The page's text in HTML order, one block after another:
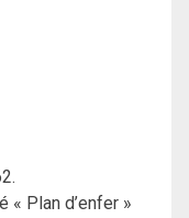
« Plan d’enfer »